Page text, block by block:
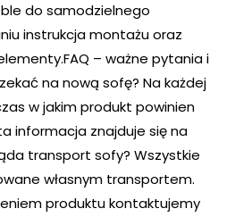
do samodzielnego
instrukcja montażu oraz
– ważne pytania i
na nową sofę? Na każdej
w jakim produkt powinien
informacja znajduje się na
transport sofy? Wszystkie
własnym transportem.
produktu kontaktujemy